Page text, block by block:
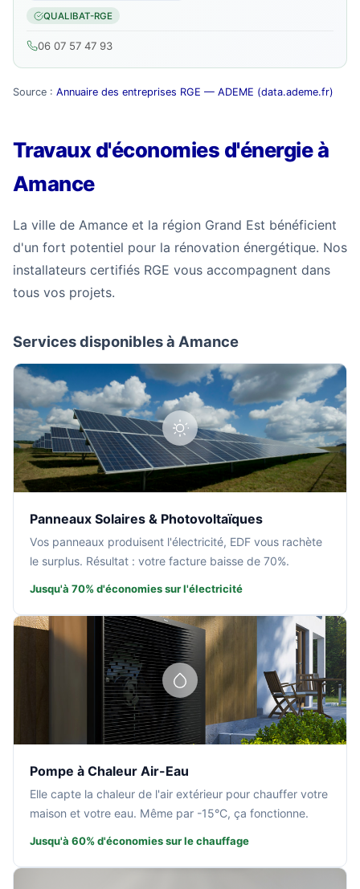
QUALIBAT-RGE
06 07 57 47 93
Source : Annuaire des entreprises RGE — ADEME (data.ademe.fr)
Travaux d'économies d'énergie à
Amance
La ville de Amance et la région Grand Est bénéficient
d'un fort potentiel pour la rénovation énergétique. Nos
installateurs certifiés RGE vous accompagnent dans
tous vos projets.
Services disponibles à Amance
Panneaux Solaires & Photovoltaïques
Vos panneaux produisent l'électricité, EDF vous rachète
le surplus. Résultat : votre facture baisse de 70%.
Jusqu'à 70% d'économies sur l'électricité
Pompe à Chaleur Air-Eau
Elle capte la chaleur de l'air extérieur pour chauffer votre
maison et votre eau. Même par -15°C, ça fonctionne.
Jusqu'à 60% d'économies sur le chauffage